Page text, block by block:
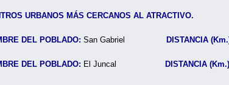
URBANOS MÁS CERCANOS AL ATRACTIVO.
DEL POBLADO: San Gabriel DISTANCIA
DEL POBLADO: El Juncal DISTANCIA